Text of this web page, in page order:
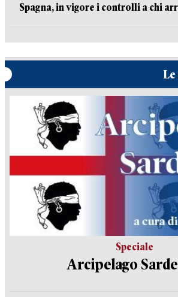
Spagna, in vigore i controlli a chi
Speciale
Arcipelago